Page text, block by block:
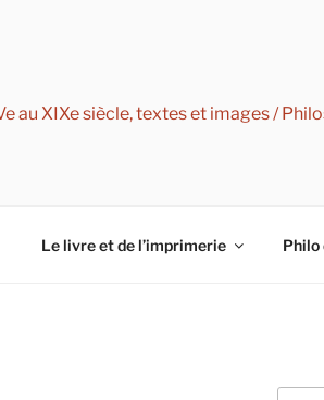
au XIXe siècle, textes et images /
Le livre et de l’imprimerie Philo